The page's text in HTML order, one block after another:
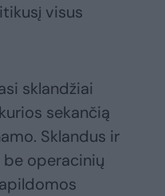
visus
sklandžiai
sekančią
Sklandus ir
operacinių